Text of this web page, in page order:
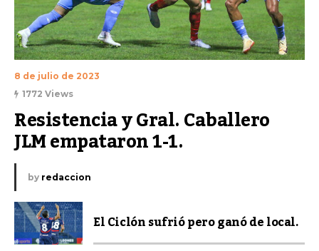
8 de julio de 2023
1772 Views
Resistencia y Gral. Caballero
JLM empataron 1-1.
by redaccion
El Ciclón sufrió pero ganó de local.